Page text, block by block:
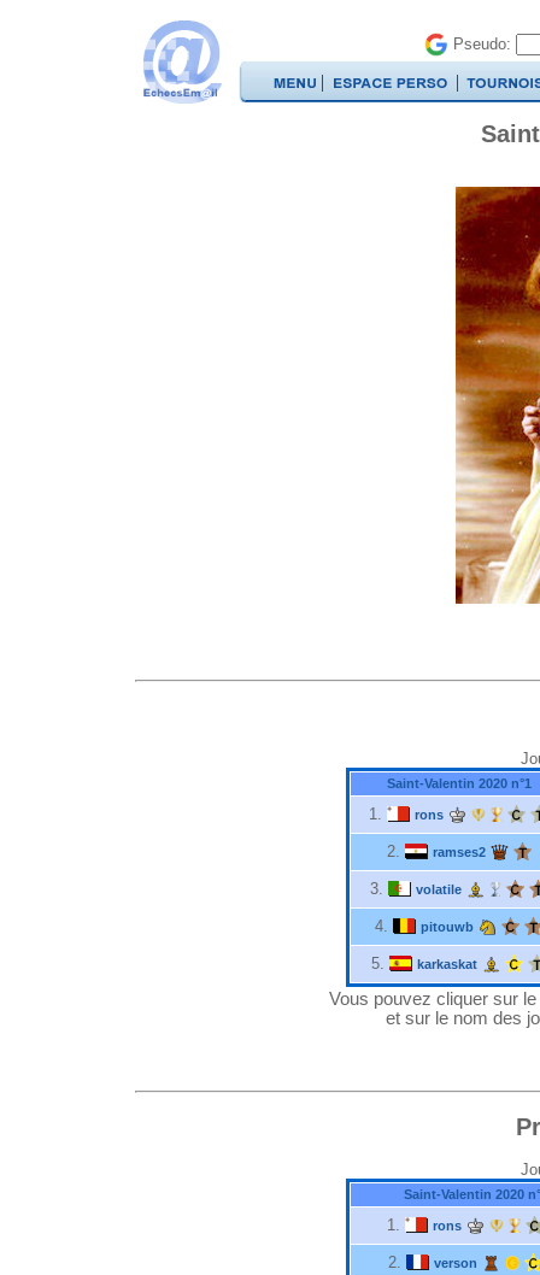
Pseudo:
Saint-Valentin 2020 n°1
1. rons
2. ramses2
3. volatile
4. pitouwb
5. karkaskat
Vous pouvez cliquer sur
et sur le nom des
Saint-Valentin 2020
1. rons
2. verson